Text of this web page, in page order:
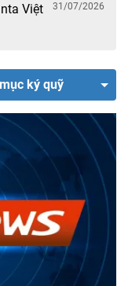
Việt
31/07/2026
ký quỹ